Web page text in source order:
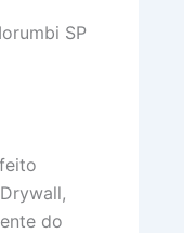
SP
do